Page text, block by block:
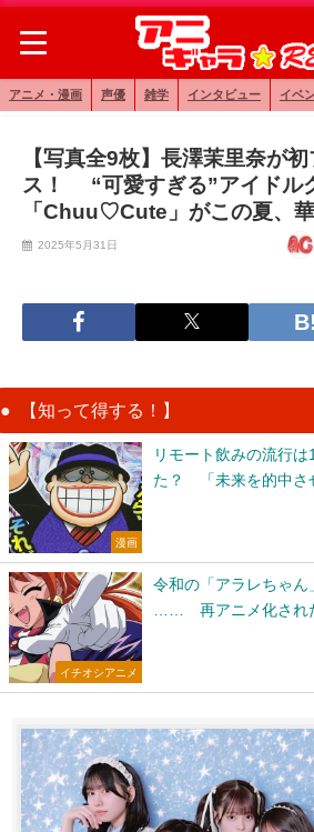
アニメ・漫画 声優 雑学 インタビュー イベ
【写真全9枚】長澤茉里奈が
ス！ “可愛すぎる”アイドル
「Chuu♡Cute」がこの夏、
2025年5月31日
【知って得する！】
漫画
リモート飲みの流行
た？ 「未来を的中さ
イチオシアニメ
令和の「アラレちゃん
…… 再アニメ化され